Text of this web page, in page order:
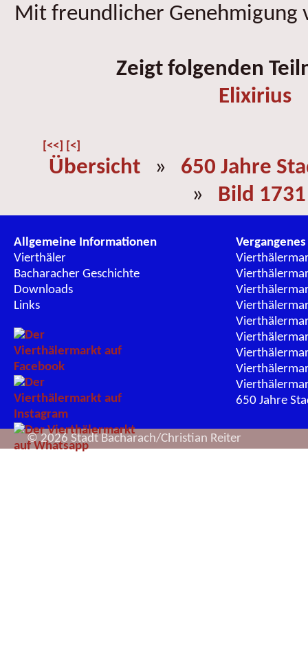
Mit freundlicher Genehmigung
Zeigt folgenden
Elixirius
[<<] [<]
Übersicht » 650 Jahre
» Bild 1731
Allgemeine Informationen
Vierthäler
Bacharacher Geschichte
Downloads
Links
Vergangenes
650 Jahre
© 2026 Stadt Bacharach/Christian Reiter